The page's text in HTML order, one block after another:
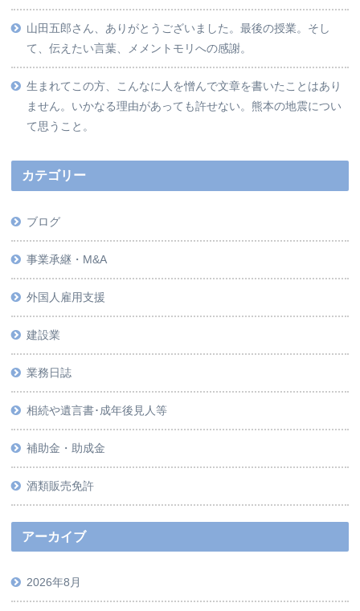
山田五郎さん、ありがとうございました。最後の授業。そし
て、伝えたい言葉、メメントモリへの感謝。
生まれてこの方、こんなに人を憎んで文章を書いたことはあり
ません。いかなる理由があっても許せない。熊本の地震につい
て思うこと。
カテゴリー
ブログ
事業承継・M&A
外国人雇用支援
建設業
業務日誌
相続や遺言書･成年後見人等
補助金・助成金
酒類販売免許
アーカイブ
2026年8月